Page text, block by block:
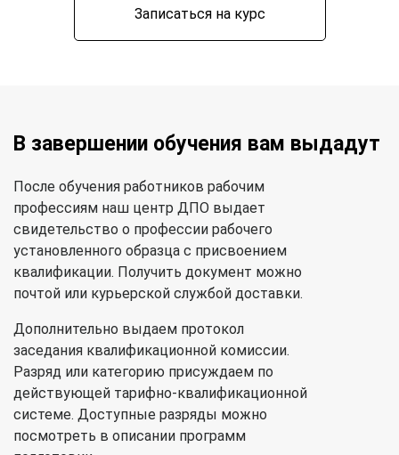
Записаться на курс
В завершении обучения вам выдадут
После обучения работников рабочим
профессиям наш центр ДПО выдает
свидетельство о профессии рабочего
установленного образца с присвоением
квалификации. Получить документ можно
почтой или курьерской службой доставки.
Дополнительно выдаем протокол
заседания квалификационной комиссии.
Разряд или категорию присуждаем по
действующей тарифно-квалификационной
системе. Доступные разряды можно
посмотреть в описании программ